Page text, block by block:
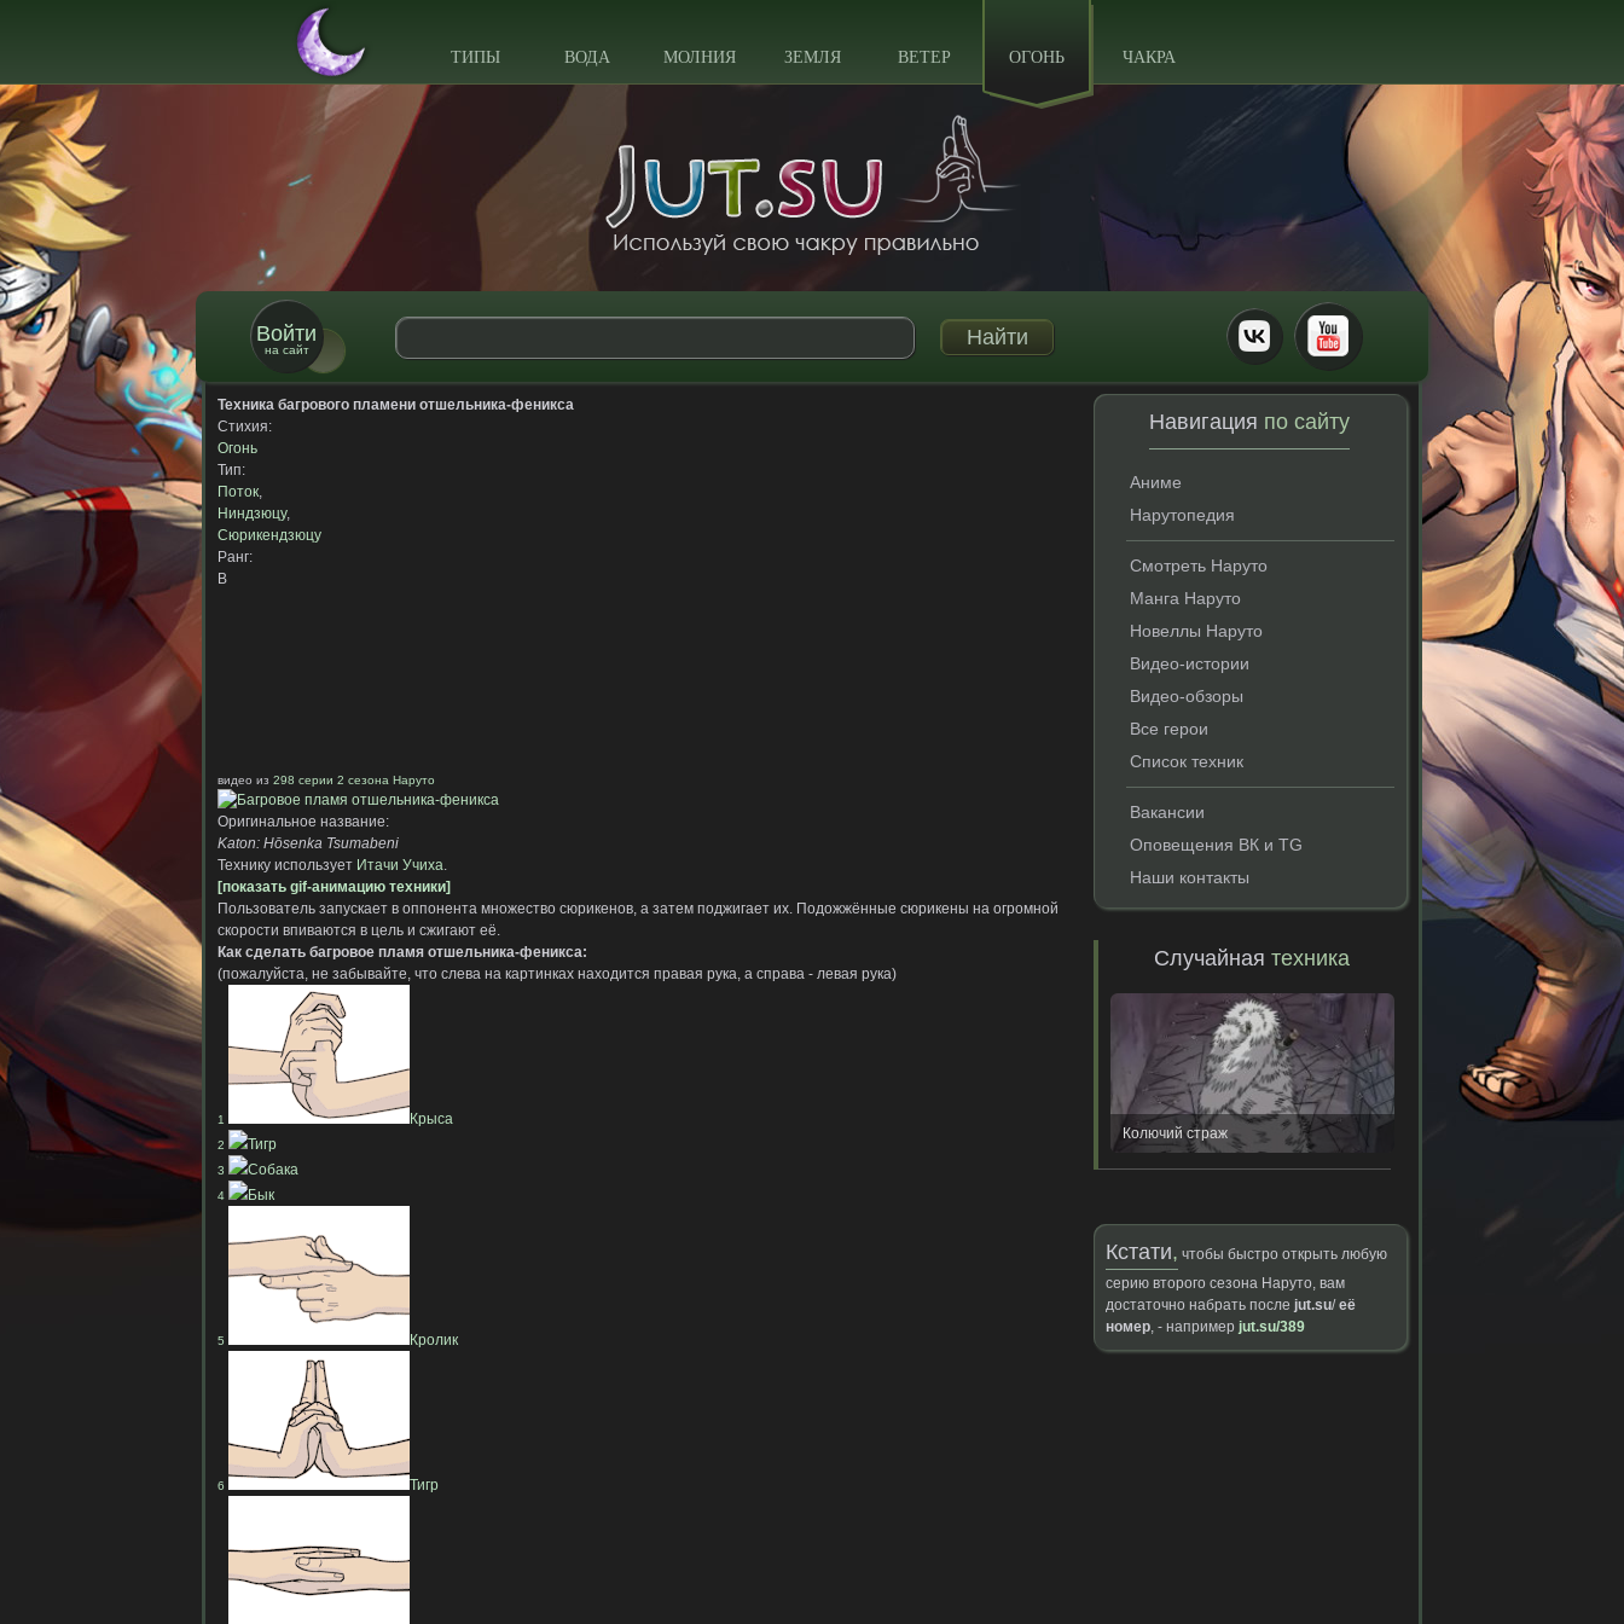
ТИПЫ ВОДА МОЛНИЯ ЗЕМЛЯ ВЕТЕР ОГОНЬ ЧАКРА
Войти
на сайт
Техника багрового пламени отшельника-феникса
Стихия:
Огонь
Тип:
Поток,
Ниндзюцу,
Сюрикендзюцу
Ранг:
B
видео из 298 серии 2 сезона Наруто
Оригинальное название:
Katon: Hōsenka Tsumabeni
Технику использует Итачи Учиха.
[показать gif-анимацию техники]
Пользователь запускает в оппонента множество сюрикенов, а затем поджигает их. Подожжённые сюрикены на огромной
скорости впиваются в цель и сжигают её.
Как сделать багровое пламя отшельника-феникса:
(пожалуйста, не забывайте, что слева на картинках находится правая рука, а справа - левая рука)
1 Крыса
2 Тигр
3 Собака
4 Бык
5 Кролик
6 Тигр
Навигация по сайту
Аниме
Нарутопедия
Смотреть Наруто
Манга Наруто
Новеллы Наруто
Видео-истории
Видео-обзоры
Все герои
Список техник
Вакансии
Оповещения ВК и TG
Наши контакты
Случайнаятехника
Колючий страж
Кстати, чтобы быстро открыть любую
серию второго сезона Наруто, вам
достаточно набрать после jut.su/её
номер, - например jut.su/389